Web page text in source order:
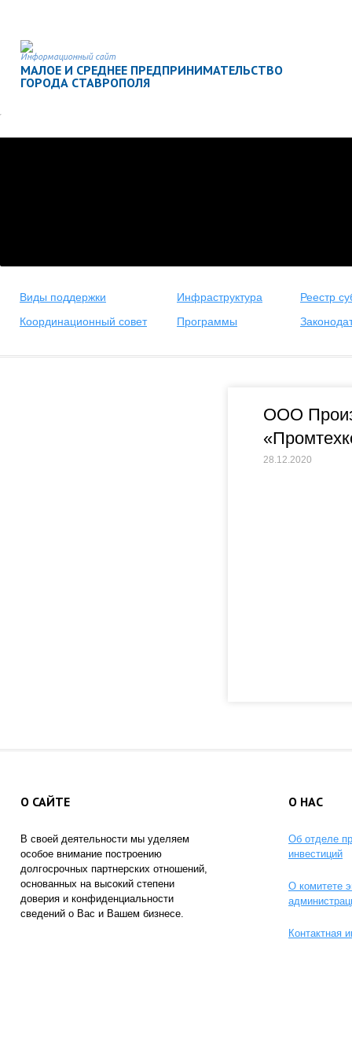
Информационный сайт
МАЛОЕ И СРЕДНЕЕ ПРЕДПРИНИМАТЕЛЬСТВО
ГОРОДА СТАВРОПОЛЯ
Виды поддержки Инфраструктура
Реестр
Координационный совет
Программы
ООО
28.12.2020
О САЙТЕ
В своей деятельности мы уделяем
особое внимание построению
долгосрочных партнерских отношений,
основанных на высокий степени
доверия и конфиденциальности
сведений о Вас и Вашем бизнесе.
О НАС
Об отделе
инвестиций
О комитете
Контактная